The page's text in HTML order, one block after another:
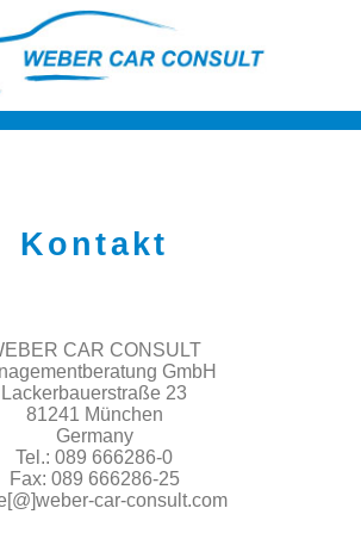
Kontakt
CAR CONSULT
GmbH
Lackerbauerstraße 23
81241 München
Germany
Tel.: 089 666286-0
Fax: 089 666286-25
car-consult.com